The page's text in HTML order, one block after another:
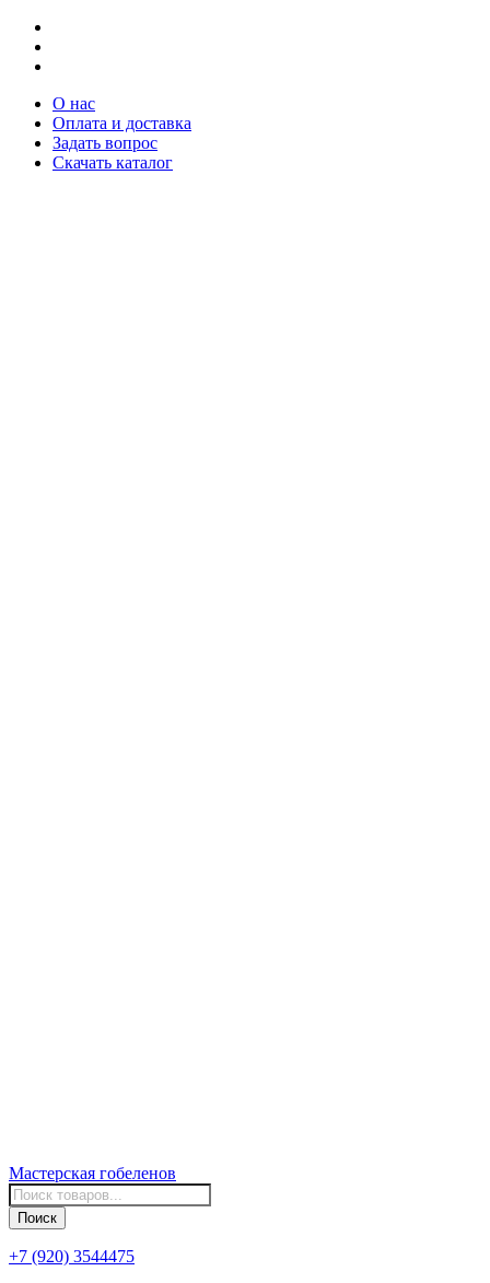
О нас
Оплата и доставка
Задать вопрос
Скачать каталог
Мастерская гобеленов
Поиск
товаров
Поиск
+7 (920) 3544475